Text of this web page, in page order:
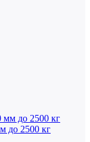
до 2500 кг